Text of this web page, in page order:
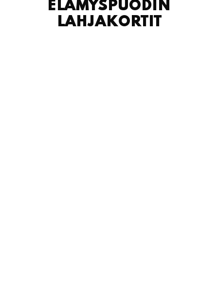
ELÄMYSPUODIN
LAHJAKORTIT